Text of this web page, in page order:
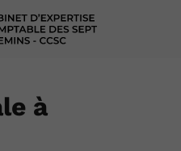
à